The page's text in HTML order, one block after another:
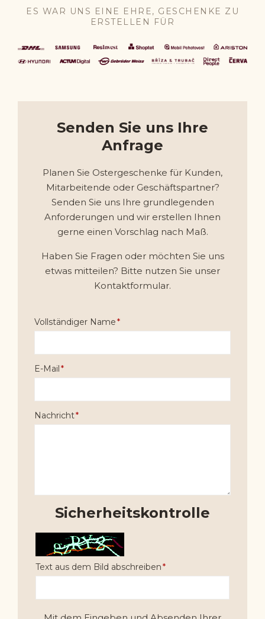
ES WAR UNS EINE EHRE, GESCHENKE ZU
ERSTELLEN FÜR
Senden Sie uns Ihre
Anfrage
Planen Sie Ostergeschenke für Kunden,
Mitarbeitende oder Geschäftspartner?
Senden Sie uns Ihre grundlegenden
Anforderungen und wir erstellen Ihnen
gerne einen Vorschlag nach Maß.
Haben Sie Fragen oder möchten Sie uns
etwas mitteilen? Bitte nutzen Sie unser
Kontaktformular.
Vollständiger Name
E-Mail
Nachricht
Sicherheitskontrolle
Text aus dem Bild abschreiben